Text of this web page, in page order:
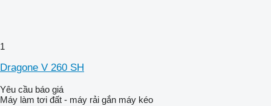
1
Dragone V 260 SH
Yêu cầu báo giá
Máy làm tơi đất - máy rải gắn máy kéo